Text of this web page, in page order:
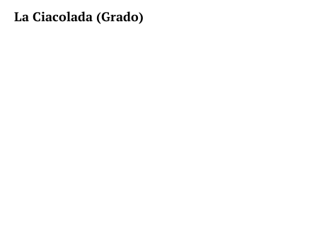
La Ciacolada (Grado)